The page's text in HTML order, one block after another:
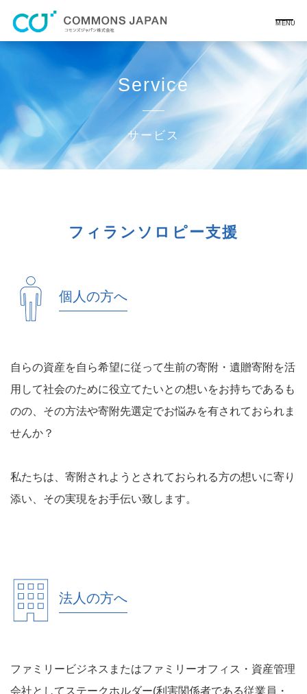
MENU
Service
サービス
フィランソロピー支援
個人の方へ
自らの資産を自ら希望に従って生前の寄附・遺贈寄附を活
用して社会のために役立てたいとの想いをお持ちであるも
のの、その方法や寄附先選定でお悩みを有されておられま
せんか？
私たちは、寄附されようとされておられる方の想いに寄り
添い、その実現をお手伝い致します。
法人の方へ
ファミリービジネスまたはファミリーオフィス・資産管理
会社としてステークホルダー(利害関係者である従業員・